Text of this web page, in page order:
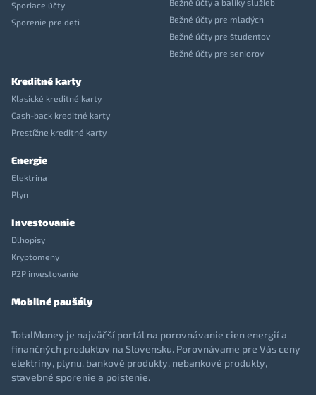
Sporiace účty
Sporenie pre deti
Bežné účty a balíky služieb
Bežné účty pre mladých
Bežné účty pre študentov
Bežné účty pre seniorov
Kreditné karty
Klasické kreditné karty
Cash-back kreditné karty
Prestížne kreditné karty
Energie
Elektrina
Plyn
Investovanie
Dlhopisy
Kryptomeny
P2P investovanie
Mobilné paušály
TotalMoney je najväčší portál na porovnávanie cien energií a
finančných produktov na Slovensku. Porovnávame pre Vás ceny
elektriny, plynu, bankové produkty, nebankové produkty,
stavebné sporenie a poistenie.